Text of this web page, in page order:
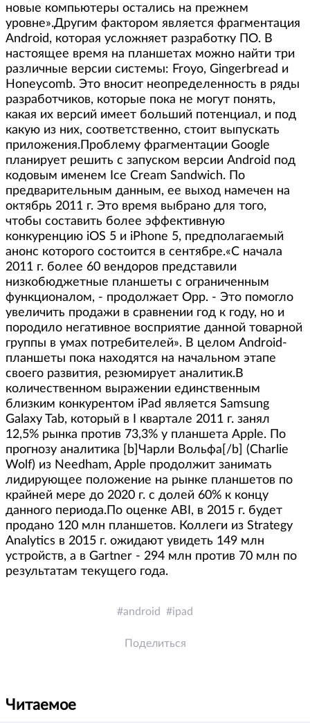
новые компьютеры остались на прежнем
уровне».Другим фактором является фрагментация
Android, которая усложняет разработку ПО. В
настоящее время на планшетах можно найти три
различные версии системы: Froyo, Gingerbread и
Honeycomb. Это вносит неопределенность в ряды
разработчиков, которые пока не могут понять,
какая их версий имеет больший потенциал, и под
какую из них, соответственно, стоит выпускать
приложения.Проблему фрагментации Google
планирует решить с запуском версии Android под
кодовым именем Ice Cream Sandwich. По
предварительным данным, ее выход намечен на
октябрь 2011 г. Это время выбрано для того,
чтобы составить более эффективную
конкуренцию iOS 5 и iPhone 5, предполагаемый
анонс которого состоится в сентябре.«С начала
2011 г. более 60 вендоров представили
низкобюджетные планшеты с ограниченным
функционалом, - продолжает Орр. - Это помогло
увеличить продажи в сравнении год к году, но и
породило негативное восприятие данной товарной
группы в умах потребителей». В целом Android-
планшеты пока находятся на начальном этапе
своего развития, резюмирует аналитик.В
количественном выражении единственным
близким конкурентом iPad является Samsung
Galaxy Tab, который в I квартале 2011 г. занял
12,5% рынка против 73,3% у планшета Apple. По
прогнозу аналитика [b]Чарли Вольфа[/b] (Charlie
Wolf) из Needham, Apple продолжит занимать
лидирующее положение на рынке планшетов по
крайней мере до 2020 г. с долей 60% к концу
данного периода.По оценке ABI, в 2015 г. будет
продано 120 млн планшетов. Коллеги из Strategy
Analytics в 2015 г. ожидают увидеть 149 млн
устройств, а в Gartner - 294 млн против 70 млн по
результатам текущего года.
android ipad
Поделиться
Читаемое